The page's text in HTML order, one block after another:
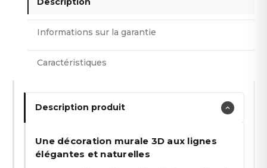
Informations sur la garantie
Caractéristiques
Description produit
Une décoration murale 3D aux lignes
élégantes et naturelles